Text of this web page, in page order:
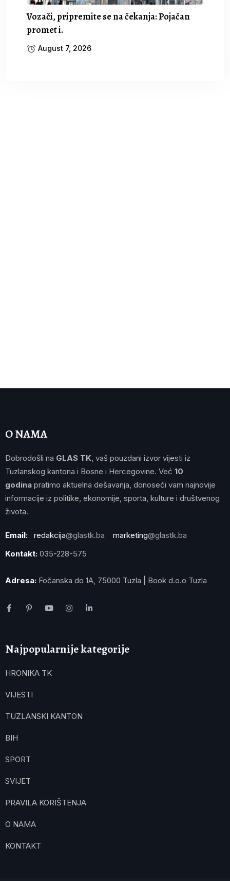
Vozači, pripremite se na čekanja: Pojačan
promet i.
August 7, 2026
O NAMA
Dobrodošli na GLAS TK , vaš pouzdani izvor vijesti iz
Tuzlanskog kantona i Bosne i Hercegovine. Već 10
godina pratimo aktuelna dešavanja, donoseći vam najnovije
informacije iz politike, ekonomije, sporta, kulture i društvenog
života.
Email: redakcija@glastk.ba marketing@glastk.ba
Kontakt: 035-228-575
Adresa: Fočanska do 1A, 75000 Tuzla | Book d.o.o Tuzla
Najpopularnije kategorije
HRONIKA TK
VIJESTI
TUZLANSKI KANTON
BIH
SPORT
SVIJET
PRAVILA KORIŠTENJA
O NAMA
KONTAKT